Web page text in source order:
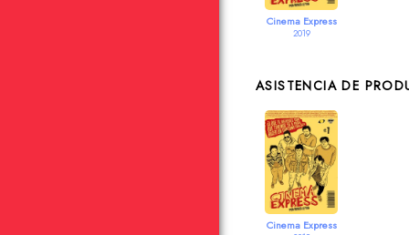
Cinema Express
2019
ASISTENCIA DE
Cinema Express